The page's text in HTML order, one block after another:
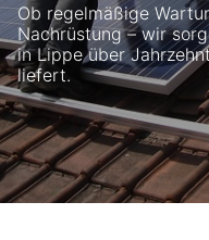
Ob regelmäßige
Nachrüstung – wir
in Lippe über
liefert.